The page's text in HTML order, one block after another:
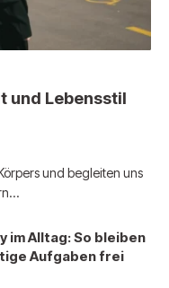
und Lebensstil
und begleiten uns
im Alltag: So bleiben
Aufgaben frei